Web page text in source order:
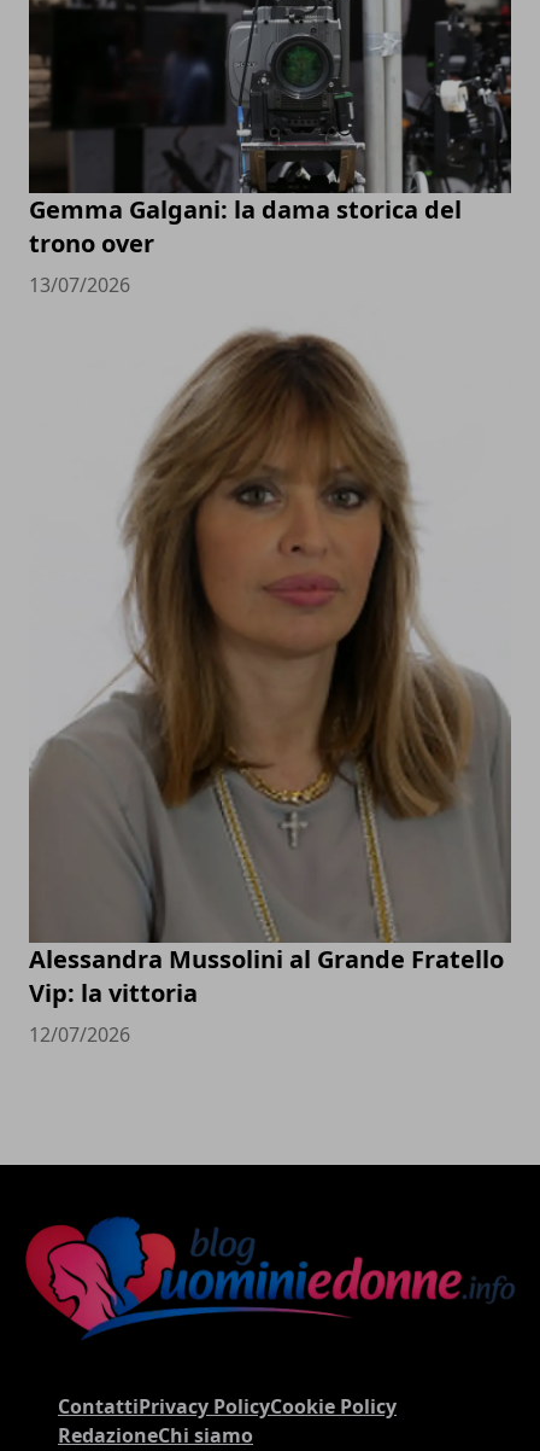
Gemma Galgani: la dama storica del
trono over
13/07/2026
Alessandra Mussolini al Grande Fratello
Vip: la vittoria
12/07/2026
ContattiPrivacy PolicyCookie Policy
RedazioneChi siamo